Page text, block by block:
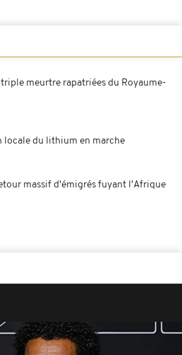
meurtre rapatriées du Royaume-
locale du lithium en marche
massif d'émigrés fuyant l'Afrique